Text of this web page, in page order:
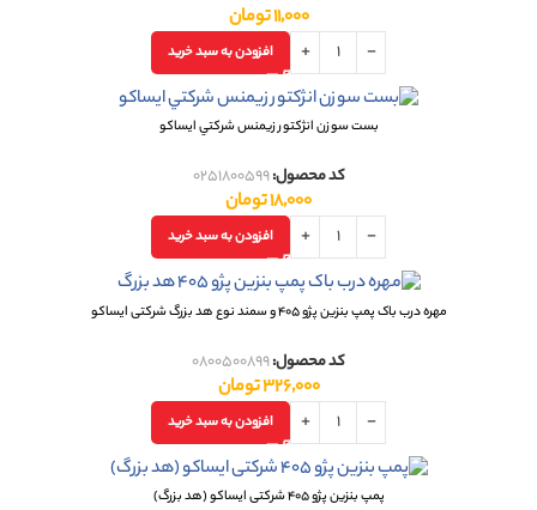
11,000تومان
افزودن به سبد خرید
بست سوزن انژکتور زيمنس شرکتي ایساکو
کد محصول:0251800599
18,000تومان
افزودن به سبد خرید
مهره درب باک پمپ بنزین پژو 405 و سمند نوع هد بزرگ شرکتی ایساکو
کد محصول:0800500899
326,000تومان
افزودن به سبد خرید
پمپ بنزین پژو 405 شرکتی ایساکو (هد بزرگ)